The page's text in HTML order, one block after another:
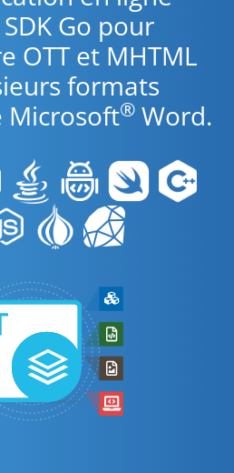
Go pour
OTT et MHTML
formats
Microsoft® Word.